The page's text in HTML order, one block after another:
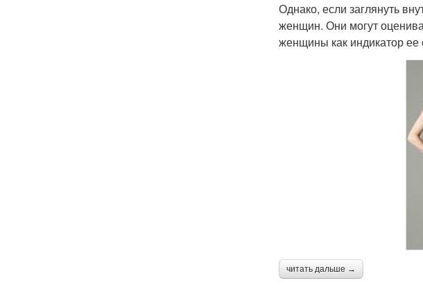
Однако, если заглянуть
женщин. Они могут
женщины как индикатор ее
читать дальше →